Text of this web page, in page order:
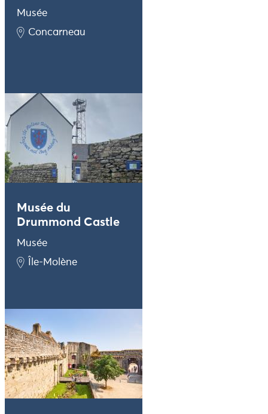
Musée
Concarneau
Musée du
Drummond Castle
Musée
Île-Molène